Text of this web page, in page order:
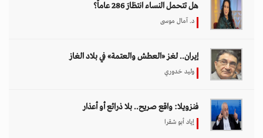
هل تتحمل النساء انتظارَ 286 عاماً؟
د. آمال موسى
إيران.. لغز «العطش والعتمة» في بلاد الغاز
وليد خدوري
فنزويلا: واقع صريح.. بلا ذرائع أو أعذار
إياد أبو شقرا